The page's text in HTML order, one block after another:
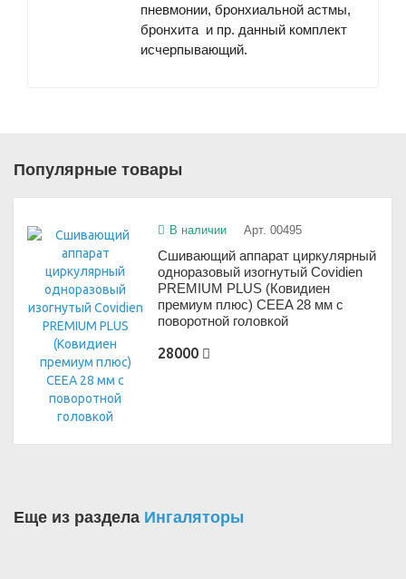
пневмонии, бронхиальной астмы,
бронхита и пр. данный комплект
исчерпывающий.
Популярные товары
В наличии Арт. 00495
Сшивающий аппарат циркулярный
одноразовый изогнутый Covidien
PREMIUM PLUS (Ковидиен
премиум плюс) CEEA 28 мм с
поворотной головкой
28000
Еще из раздела Ингаляторы